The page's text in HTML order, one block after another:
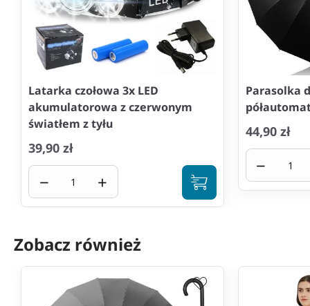
Latarka czołowa 3x LED
akumulatorowa z czerwonym
światłem z tyłu
39,90 zł
− +
Parasolka
44,90 zł
−
Zobacz również